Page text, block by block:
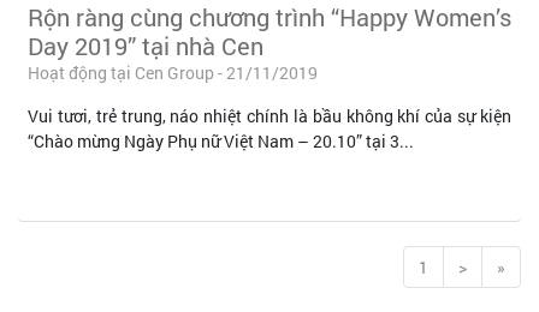
Rộn ràng cùng chương trình “Happy Women’s
Day 2019” tại nhà Cen
Hoạt động tại Cen Group - 21/11/2019
Vui tươi, trẻ trung, náo nhiệt chính là bầu không khí của sự kiện
“Chào mừng Ngày Phụ nữ Việt Nam – 20.10” tại 3...
1 (current)
> »